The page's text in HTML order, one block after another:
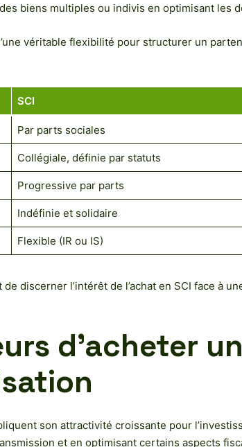
biens multiples ou indivis en optimisant les
véritable flexibilité pour structurer un
SCI
Par parts sociales
Collégiale, définie par statuts
Progressive par parts
Indéfinie et solidaire
Flexible (IR ou IS)
discerner l’intérêt de l’achat en SCI face à
d’acheter
son attractivité croissante pour
et en optimisant certains aspects